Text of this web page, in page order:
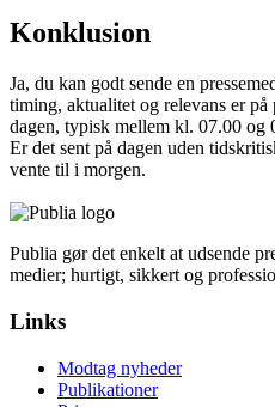
Konklusion
Ja, du kan godt sende en
timing, aktualitet og relevans er
dagen, typisk mellem kl. 07.00 og
Er det sent på dagen uden
vente til i morgen.
Publia gør det enkelt at udsende
medier; hurtigt, sikkert og
Links
Modtag nyheder
Publikationer